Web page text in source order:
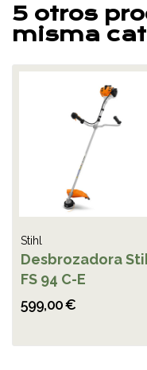
5 otros
misma
Stihl
Desbrozadora
FS 94 C-E
599,00 €